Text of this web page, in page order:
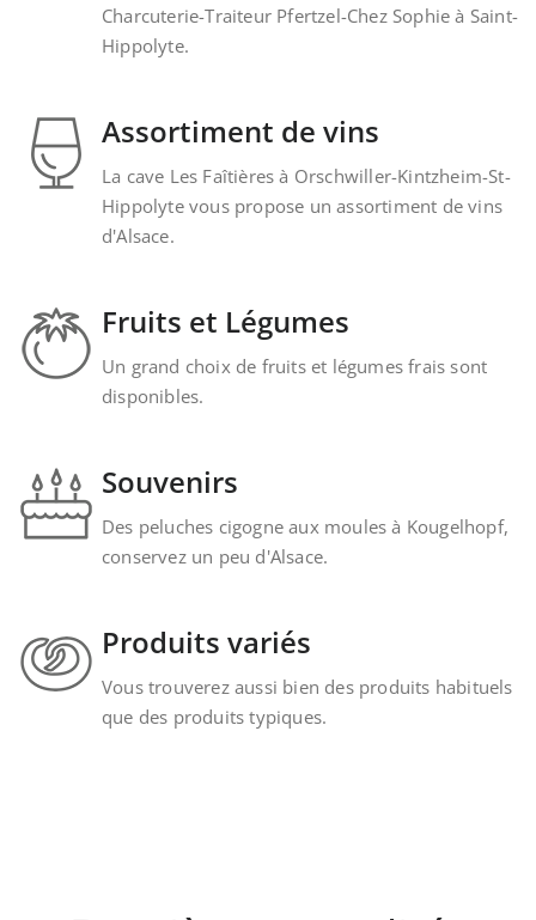
Charcuterie-Traiteur Pfertzel-Chez Sophie à Saint-
Hippolyte.
Assortiment de vins
La cave Les Faîtières à Orschwiller-Kintzheim-St-
Hippolyte vous propose un assortiment de vins
d'Alsace.
Fruits et Légumes
Un grand choix de fruits et légumes frais sont
disponibles.
Souvenirs
Des peluches cigogne aux moules à Kougelhopf,
conservez un peu d'Alsace.
Produits variés
Vous trouverez aussi bien des produits habituels
que des produits typiques.